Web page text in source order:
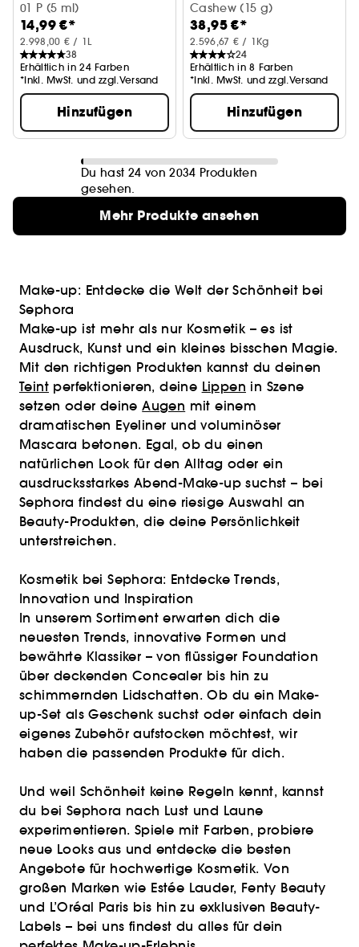
01 P (5 ml)
14,99 €*
2.998,00 € / 1L
38
Erhältlich in 24 Farben
*Inkl. MwSt. und zzgl.Versand
Hinzufügen
Effekt
Cashew (15 g)
38,95 €*
2.596,67 € / 1Kg
24
Erhältlich in 8 Farben
*Inkl. MwSt. und zzgl.Versand
Hinzufügen
Du hast 24 von 2034 Produkten
gesehen.
Mehr Produkte ansehen
Make-up: Entdecke die Welt der Schönheit bei
Sephora
Make-up ist mehr als nur Kosmetik – es ist
Ausdruck, Kunst und ein kleines bisschen Magie.
Mit den richtigen Produkten kannst du deinen
Teint perfektionieren, deine Lippen in Szene
setzen oder deineAugen mit einem
dramatischen Eyeliner und voluminöser
Mascara betonen. Egal, ob du einen
natürlichen Look für den Alltag oder ein
ausdrucksstarkes Abend-Make-up suchst – bei
Sephora findest du eine riesige Auswahl an
Beauty-Produkten, die deine Persönlichkeit
unterstreichen.
Kosmetik bei Sephora: Entdecke Trends,
Innovation und Inspiration
In unserem Sortiment erwarten dich die
neuesten Trends, innovative Formen und
bewährte Klassiker – von flüssiger Foundation
über deckenden Concealer bis hin zu
schimmernden Lidschatten. Ob du ein Make-
up-Set als Geschenk suchst oder einfach dein
eigenes Zubehör aufstocken möchtest, wir
haben die passenden Produkte für dich.
Und weil Schönheit keine Regeln kennt, kannst
du bei Sephora nach Lust und Laune
experimentieren. Spiele mit Farben, probiere
neue Looks aus und entdecke die besten
Angebote für hochwertige Kosmetik. Von
großen Marken wie Estée Lauder, Fenty Beauty
und L’Oréal Paris bis hin zu exklusiven Beauty-
Labels – bei uns findest du alles für dein